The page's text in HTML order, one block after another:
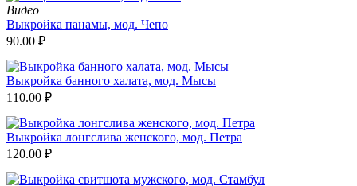
Видео
Выкройка панамы, мод. Чепо
90.00 ₽
Выкройка банного халата, мод. Мысы
110.00 ₽
Выкройка лонгслива женского, мод. Петра
120.00 ₽